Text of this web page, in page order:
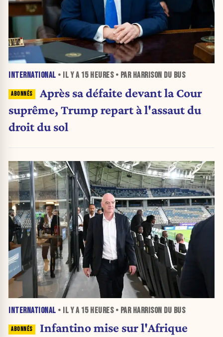
INTERNATIONAL • IL Y A 15 HEURES• PAR HARRISON DU BUS
Après sa défaite devant la Cour
suprême, Trump repart à l'assaut du
droit du sol
INTERNATIONAL • IL Y A 15 HEURES• PAR HARRISON DU BUS
Infantino mise sur l'Afrique